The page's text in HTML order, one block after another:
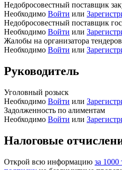
Недобросовестный поставщик
Необходимо Войти или
Недобросовестный поставщик
Необходимо Войти или
Жалобы на организатора тендеров
Необходимо Войти или
Руководитель
Уголовный розыск
Необходимо Войти или
Задолженность по алиментам
Необходимо Войти или
Налоговые
Открой всю информацию за 1000